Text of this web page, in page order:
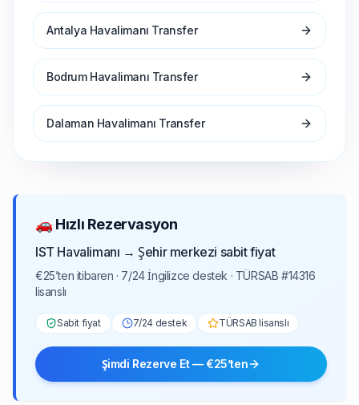
Antalya Havalimanı Transfer
Bodrum Havalimanı Transfer
Dalaman Havalimanı Transfer
🚗 Hızlı Rezervasyon
IST Havalimanı → Şehir merkezi sabit fiyat
€25’ten itibaren · 7/24 İngilizce destek · TÜRSAB #14316
lisanslı
Sabit fiyat 7/24 destek TÜRSAB lisanslı
Şimdi Rezerve Et — €25’ten